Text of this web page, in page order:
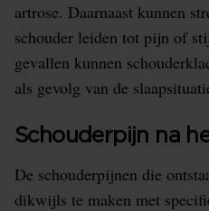
artrose. Daarnaast kunnen
schouder leiden tot pijn of
gevallen kunnen
als gevolg van de
Schouderpijn na
De schouderpijnen die
dikwijls te maken met